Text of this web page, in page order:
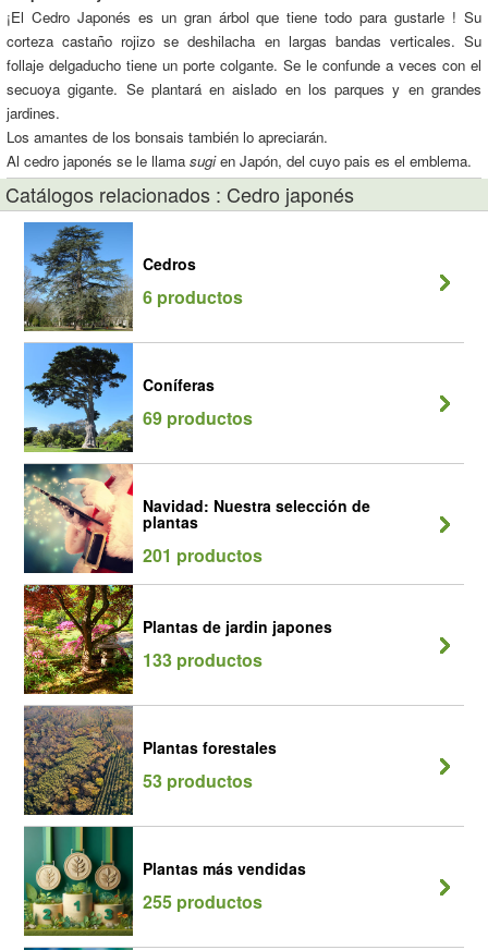
¡El Cedro Japonés es un gran árbol que tiene todo para gustarle ! Su
corteza castaño rojizo se deshilacha en largas bandas verticales. Su
follaje delgaducho tiene un porte colgante. Se le confunde a veces con el
secuoya gigante. Se plantará en aislado en los parques y en grandes
jardines.
Los amantes de los bonsais también lo apreciarán.
Al cedro japonés se le llama sugien Japón, del cuyo pais es el emblema.
Catálogos relacionados : Cedro japonés
Cedros
6 productos
Coníferas
69 productos
Navidad: Nuestra selección de
plantas
201 productos
Plantas de jardin japones
133 productos
Plantas forestales
53 productos
Plantas más vendidas
255 productos